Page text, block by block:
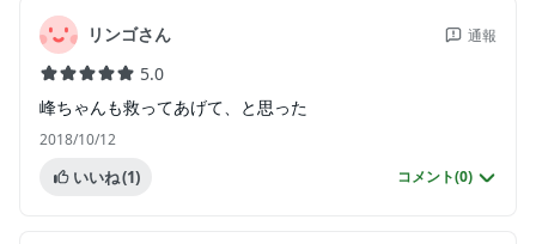
リンゴさん 通報
5.0
峰ちゃんも救ってあげて、と思った
2018/10/12
いいね(1) コメント(0)